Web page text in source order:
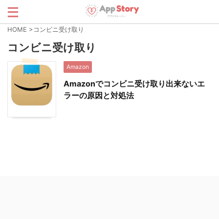
HOME >コンビニ受け取り
コンビニ受け取り
Amazon
Amazonでコンビニ受け取り出来ないエ
ラーの原因と対処法